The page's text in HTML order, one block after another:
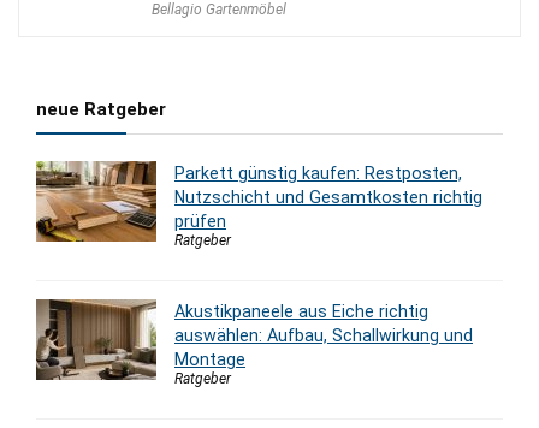
war:
Bellagio Gartenmöbel
neue Ratgeber
Parkett günstig kaufen: Restposten,
Nutzschicht und Gesamtkosten richtig
prüfen
Ratgeber
Akustikpaneele aus Eiche richtig
auswählen: Aufbau, Schallwirkung und
Montage
Ratgeber